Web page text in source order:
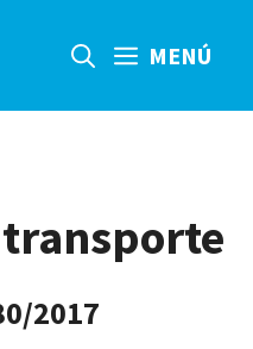
MENÚ
2017